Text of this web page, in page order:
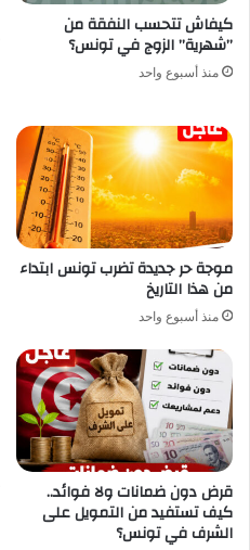
كيفاش تتحسب النفقة من
”شهرية” الزوج في تونس؟
منذ أسبوع واحد
موجة حر جديدة تضرب تونس ابتداء
من هذا التاريخ
منذ أسبوع واحد
قرض دون ضمانات ولا فوائد..
كيف تستفيد من التمويل على
الشرف في تونس؟